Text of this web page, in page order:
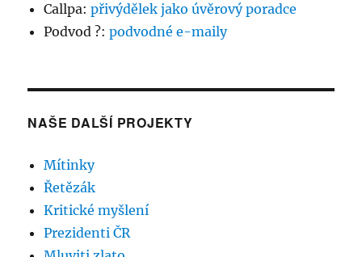
Callpa:přivýdělek jako úvěrový poradce
Podvod ?:podvodné e-maily
NAŠE DALŠÍ PROJEKTY
Mítinky
Řetězák
Kritické myšlení
Prezidenti ČR